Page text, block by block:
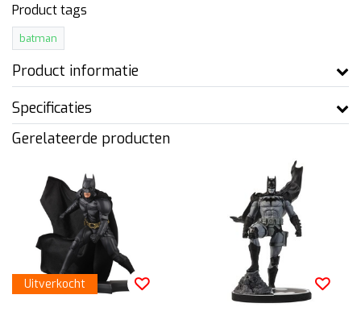
Product tags
batman
Product informatie
Specificaties
Gerelateerde producten
Uitverkocht